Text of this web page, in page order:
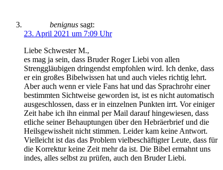
benignus sagt:
23. April 2021 um 7:09 Uhr
Liebe Schwester M.,
es mag ja sein, dass Bruder Roger Liebi von allen
Strenggläubigen dringendst empfohlen wird. Ich denke, dass
er ein großes Bibelwissen hat und auch vieles richtig lehrt.
Aber auch wenn er viele Fans hat und das Sprachrohr einer
bestimmten Sichtweise geworden ist, ist es nicht automatisch
ausgeschlossen, dass er in einzelnen Punkten irrt. Vor einiger
Zeit habe ich ihn einmal per Mail darauf hingewiesen, dass
etliche seiner Behauptungen über den Hebräerbrief und die
Heilsgewissheit nicht stimmen. Leider kam keine Antwort.
Vielleicht ist das das Problem vielbeschäftigter Leute, dass für
die Korrektur keine Zeit mehr da ist. Die Bibel ermahnt uns
indes, alles selbst zu prüfen, auch den Bruder Liebi.